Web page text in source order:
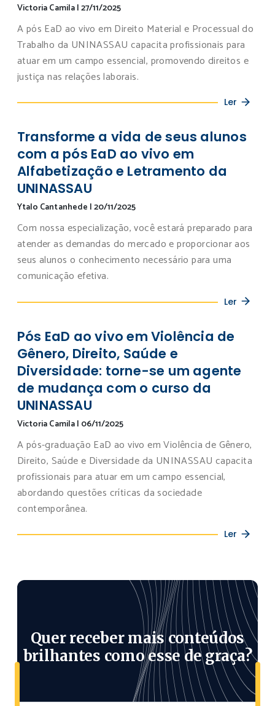
Victoria Camila|27/11/2025
A pós EaD ao vivo em Direito Material e Processual do
Trabalho da UNINASSAU capacita profissionais para
atuar em um campo essencial, promovendo direitos e
justiça nas relações laborais.
Ler
Transforme a vida de seus alunos
com a pós EaD ao vivo em
Alfabetização e Letramento da
UNINASSAU
Ytalo Cantanhede |20/11/2025
Com nossa especialização, você estará preparado para
atender as demandas do mercado e proporcionar aos
seus alunos o conhecimento necessário para uma
comunicação efetiva.
Ler
Pós EaD ao vivo em Violência de
Gênero, Direito, Saúde e
Diversidade: torne-se um agente
de mudança com o curso da
UNINASSAU
Victoria Camila| 06/11/2025
A pós-graduação EaD ao vivo em Violência de Gênero,
Direito, Saúde e Diversidade da UNINASSAU capacita
profissionais para atuar em um campo essencial,
abordando questões críticas da sociedade
contemporânea.
Ler
Quer receber mais conteúdos
brilhantes como esse de graça?